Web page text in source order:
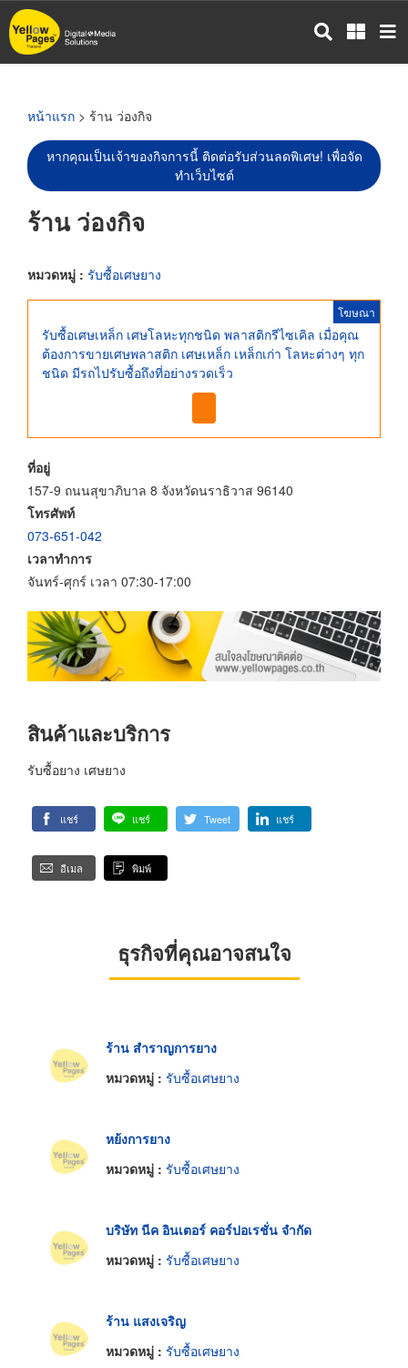
ข้าม
ไป
หน้าแรก > ร้าน ว่องกิจ
หากคุณเป็นเจ้าของกิจการนี้ ติดต่อรับส่วนลดพิเศษ! เพื่อจัด
ทำเว็บไซต์
ร้าน ว่องกิจ
หมวดหมู่ : รับซื้อเศษยาง
โฆษณา
รับซื้อเศษเหล็ก เศษโลหะทุกชนิด พลาสติกรีไซเคิล เมื่อคุณ
ต้องการขายเศษพลาสติก เศษเหล็ก เหล็กเก่า โลหะต่างๆ ทุก
ชนิด มีรถไปรับซื้อถึงที่อย่างรวดเร็ว
ที่อยู่
157-9 ถนนสุขาภิบาล 8 จังหวัดนราธิวาส 96140
โทรศัพท์
073-651-042
เวลาทำการ
จันทร์-ศุกร์ เวลา 07:30-17:00
สินค้าและบริการ
รับซื้อยาง เศษยาง
แชร์ แชร์ Tweet แชร์
อีเมล พิมพ์
ธุรกิจที่คุณอาจสนใจ
ร้าน สำราญการยาง
หมวดหมู่ : รับซื้อเศษยาง
หย้งการยาง
หมวดหมู่ : รับซื้อเศษยาง
บริษัท นีค อินเตอร์ คอร์ปอเรชั่น จำกัด
หมวดหมู่ : รับซื้อเศษยาง
ร้าน แสงเจริญ
หมวดหมู่ : รับซื้อเศษยาง